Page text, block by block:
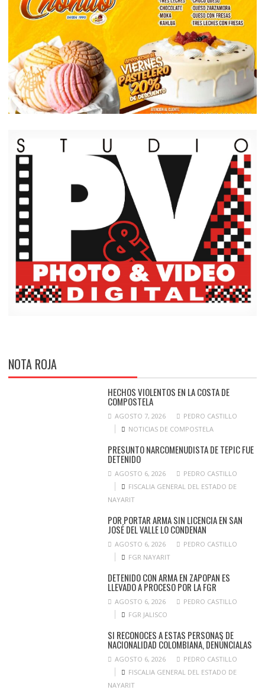
NOTA ROJA
HECHOS VIOLENTOS EN LA COSTA DE
COMPOSTELA
AGOSTO 7, 2026
PEDRO CASTILLO
NOTICIAS DE COMPOSTELA
PRESUNTO NARCOMENUDISTA DE TEPIC FUE
DETENIDO
AGOSTO 6, 2026
PEDRO CASTILLO
FISCALIA GENERAL DEL ESTADO DE
NAYARIT
POR PORTAR ARMA SIN LICENCIA EN SAN
JOSÉ DEL VALLE LO CONDENAN
AGOSTO 6, 2026
PEDRO CASTILLO
FGR NAYARIT
DETENIDO CON ARMA EN ZAPOPAN ES
LLEVADO A PROCESO POR LA FGR
AGOSTO 6, 2026
PEDRO CASTILLO
FGR JALISCO
SI RECONOCES A ESTAS PERSONAS DE
NACIONALIDAD COLOMBIANA, DENÚNCIALAS
AGOSTO 6, 2026
PEDRO CASTILLO
FISCALIA GENERAL DEL ESTADO DE
NAYARIT